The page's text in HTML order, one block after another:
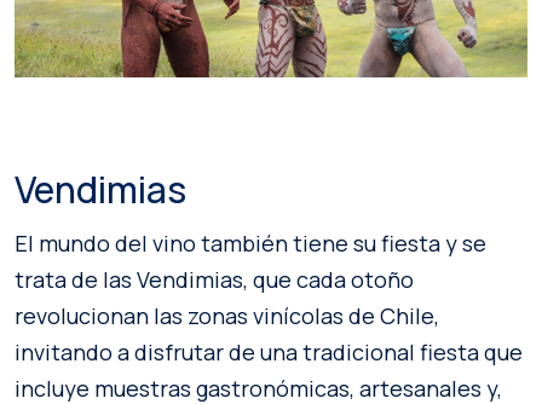
Vendimias
El mundo del vino también tiene su fiesta y se
trata de las Vendimias, que cada otoño
revolucionan las zonas vinícolas de Chile,
invitando a disfrutar de una tradicional fiesta que
incluye muestras gastronómicas, artesanales y,